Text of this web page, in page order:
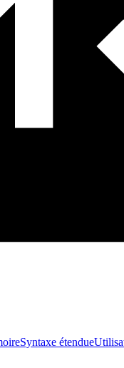
Syntaxe étendue